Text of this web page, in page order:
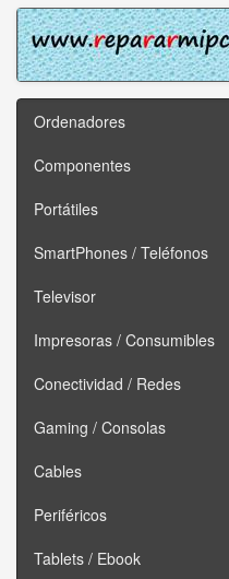
Ordenadores
Componentes
Portátiles
SmartPhones / Teléfonos
Televisor
Impresoras / Consumibles
Conectividad / Redes
Gaming / Consolas
Cables
Periféricos
Tablets / Ebook